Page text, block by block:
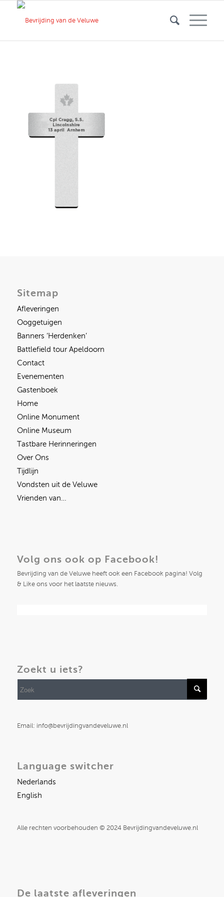
Sitemap
Afleveringen
Ooggetuigen
Banners ‘Herdenken’
Battlefield tour Apeldoorn
Contact
Evenementen
Gastenboek
Home
Online Monument
Online Museum
Tastbare Herinneringen
Over Ons
Tijdlijn
Vondsten uit de Veluwe
Vrienden van…
Volg ons ook op Facebook!
Bevrijding van de Veluwe heeft ook een Facebook pagina! Volg
& Like ons voor het laatste nieuws.
Zoekt u iets?
Email: info@bevrijdingvandeveluwe.nl
Language switcher
Nederlands
English
Alle rechten voorbehouden © 2024 Bevrijdingvandeveluwe.nl
De laatste afleveringen